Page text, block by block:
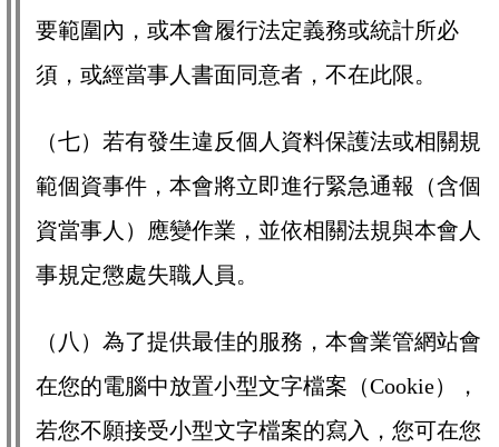
要範圍內，或本會履行法定義務或統計所必
須，或經當事人書面同意者，不在此限。
（七）若有發生違反個人資料保護法或相關規
範個資事件，本會將立即進行緊急通報（含個
資當事人）應變作業，並依相關法規與本會人
事規定懲處失職人員。
（八）為了提供最佳的服務，本會業管網站會
在您的電腦中放置小型文字檔案（Cookie），
若您不願接受小型文字檔案的寫入，您可在您